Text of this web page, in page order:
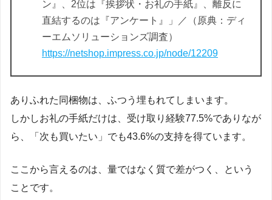
ン』、2位は『挨拶状・お礼の手紙』、離反に
直結するのは『アンケート』」／（原典：ディ
ーエムソリューションズ調査）
https://netshop.impress.co.jp/node/12209
ありふれた同梱物は、ふつう埋もれてしまいます。
しかしお礼の手紙だけは、受け取り経験77.5%でありなが
ら、「次も買いたい」でも43.6%の支持を得ています。
ここから言えるのは、量ではなく質で差がつく、という
ことです。